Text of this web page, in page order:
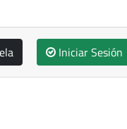
Iniciar Sesión